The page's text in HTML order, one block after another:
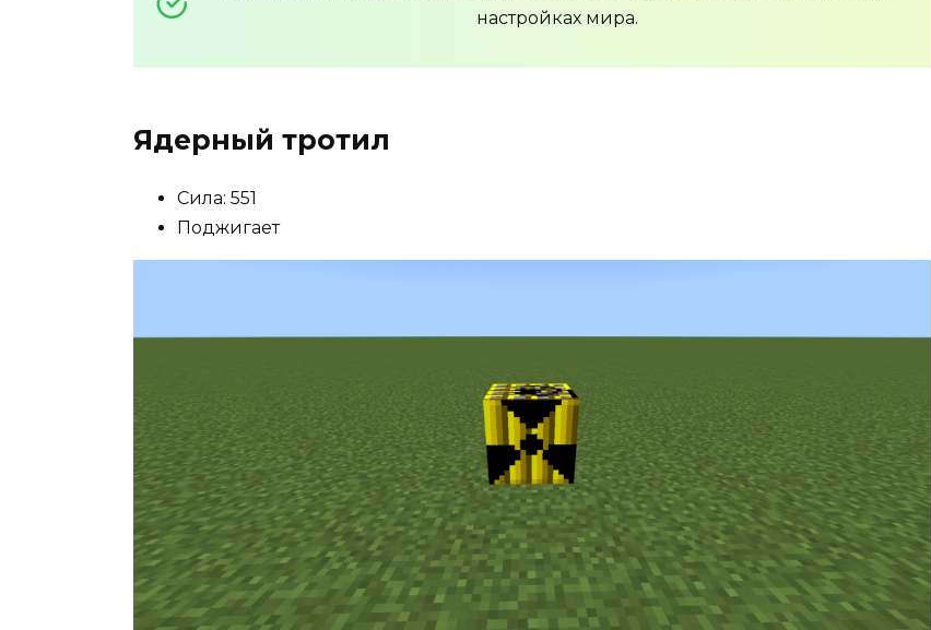
настройках мира.
Ядерный тротил
Сила: 551
Поджигает